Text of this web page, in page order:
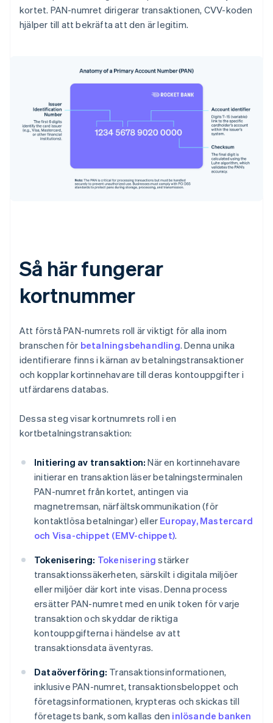
kortet. PAN-numret dirigerar transaktionen, CVV-koden
hjälper till att bekräfta att den är legitim.
Så här fungerar
kortnummer
Att förstå PAN-numrets roll är viktigt för alla inom
branschen för betalningsbehandling. Denna unika
identifierare finns i kärnan av betalningstransaktioner
och kopplar kortinnehavare till deras kontouppgifter i
utfärdarens databas.
Dessa steg visar kortnumrets roll i en
kortbetalningstransaktion:
Initiering av transaktion: När en kortinnehavare
initierar en transaktion läser betalningsterminalen
PAN-numret från kortet, antingen via
magnetremsan, närfältskommunikation (för
kontaktlösa betalningar) eller Europay, Mastercard
och Visa-chippet (EMV-chippet).
Tokenisering: Tokenisering stärker
transaktionssäkerheten, särskilt i digitala miljöer
eller miljöer där kort inte visas. Denna process
ersätter PAN-numret med en unik token för varje
transaktion och skyddar de riktiga
kontouppgifterna i händelse av att
transaktionsdata äventyras.
Dataöverföring: Transaktionsinformationen,
inklusive PAN-numret, transaktionsbeloppet och
företagsinformationen, krypteras och skickas till
företagets bank, som kallas den inlösande banken